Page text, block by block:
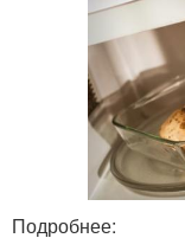
Подробнее: